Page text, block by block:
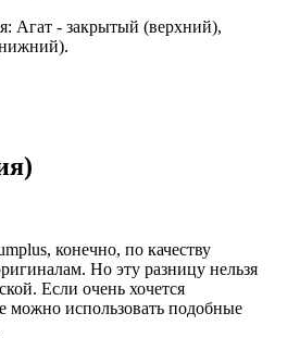
Агат - закрытый (верхний),
конечно, по качеству
Но эту разницу нельзя
Если очень хочется
можно использовать подобные